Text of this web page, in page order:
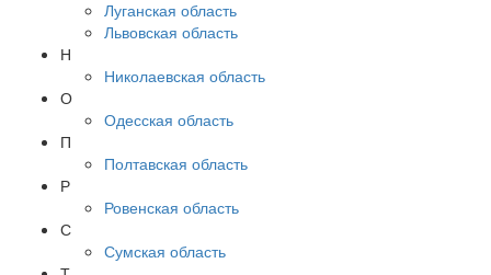
Луганская область
Львовская область
Н
Николаевская область
О
Одесская область
П
Полтавская область
Р
Ровенская область
С
Сумская область